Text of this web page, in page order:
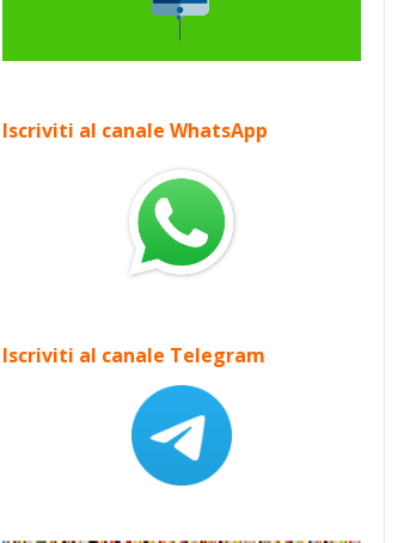
Iscriviti al canale WhatsApp
Iscriviti al canale Telegram